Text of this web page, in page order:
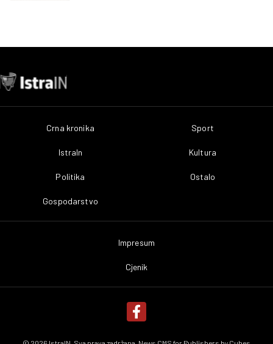
Crna kronika
IstraIn
Politika
Gospodarstvo
Sport
Kultura
Ostalo
Impresum
Cjenik